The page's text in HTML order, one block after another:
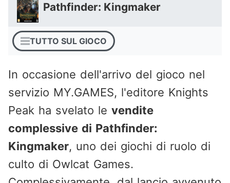
Pathfinder: Kingmaker
TUTTO SUL GIOCO
In occasione dell'arrivo del gioco nel
servizio MY.GAMES, l'editore Knights
Peak ha svelato le vendite
complessive di Pathfinder:
Kingmaker, uno dei giochi di ruolo di
culto di Owlcat Games.